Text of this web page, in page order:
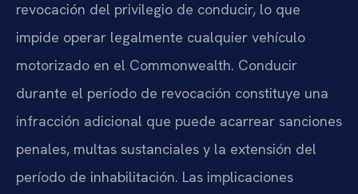
revocación del privilegio de conducir, lo que
impide operar legalmente cualquier vehículo
motorizado en el Commonwealth. Conducir
durante el período de revocación constituye una
infracción adicional que puede acarrear sanciones
penales, multas sustanciales y la extensión del
período de inhabilitación. Las implicaciones